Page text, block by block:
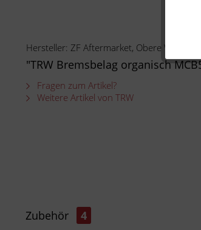
Hersteller: ZF Aftermarket, Obere
"TRW Bremsbelag organisch
Fragen zum Artikel?
Weitere Artikel von TRW
Zubehör 4